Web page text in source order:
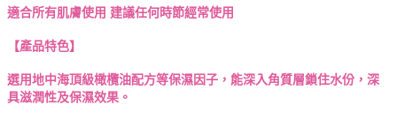
適合所有肌膚使用 建議任何時節經常使用
【產品特色】
選用地中海頂級橄欖油配方等保濕因子，能深入角質層鎖住水份，深
具滋潤性及保濕效果。